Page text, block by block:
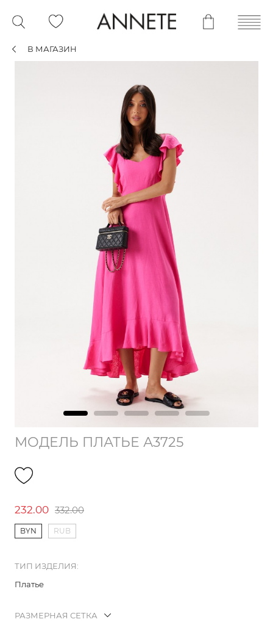
В МАГАЗИН
МОДЕЛЬ ПЛАТЬЕ А3725
232.00 332.00
BYN RUB
ТИП ИЗДЕЛИЯ:
Платье
РАЗМЕРНАЯ СЕТКА